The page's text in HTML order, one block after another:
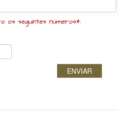
os seguintes números*:
ENVIAR